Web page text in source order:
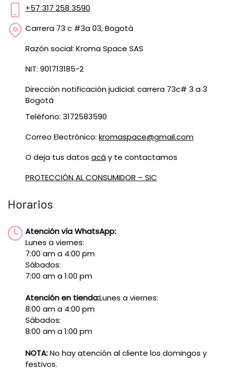
+57 317 258 3590
Carrera 73 c #3a 03, Bogotá
Razón social: Kroma Space SAS
NIT: 901713185-2
Dirección notificación judicial: carrera 73c# 3 a 3
Bogotá
Teléfono: 3172583590
Correo Electrónico: kromaspace@gmail.com
O deja tus datos acáy te contactamos
PROTECCIÓN AL CONSUMIDOR – SIC
Horarios
Atención vía WhatsApp:
Lunes a viernes:
7:00 am a 4:00 pm
Sábados:
7:00 am a 1:00 pm
Atención en tienda:Lunes a viernes:
8:00 am a 4:00 pm
Sábados:
8:00 am a 1:00 pm
NOTA:No hay atención al cliente los domingos y
festivos.